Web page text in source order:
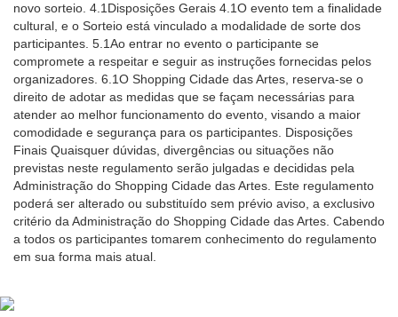
novo sorteio. 4.1Disposições Gerais 4.1O evento tem a finalidade
cultural, e o Sorteio está vinculado a modalidade de sorte dos
participantes. 5.1Ao entrar no evento o participante se
compromete a respeitar e seguir as instruções fornecidas pelos
organizadores. 6.1O Shopping Cidade das Artes, reserva-se o
direito de adotar as medidas que se façam necessárias para
atender ao melhor funcionamento do evento, visando a maior
comodidade e segurança para os participantes. Disposições
Finais Quaisquer dúvidas, divergências ou situações não
previstas neste regulamento serão julgadas e decididas pela
Administração do Shopping Cidade das Artes. Este regulamento
poderá ser alterado ou substituído sem prévio aviso, a exclusivo
critério da Administração do Shopping Cidade das Artes. Cabendo
a todos os participantes tomarem conhecimento do regulamento
em sua forma mais atual.